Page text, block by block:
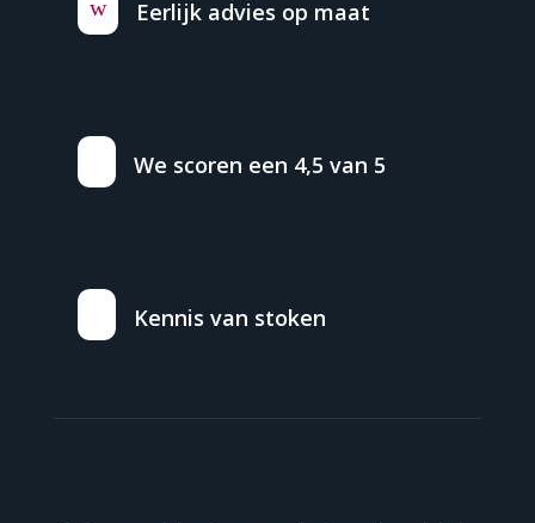
w Eerlijk advies op maat
We scoren een 4,5 van 5
Kennis van stoken